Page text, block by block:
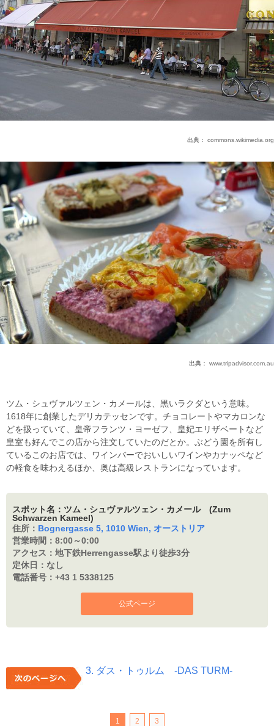
出典： commons.wikimedia.org
出典： www.tripadvisor.com.au
ツム・シュヴァルツェン・カメールは、黒いラクダという意味。
1618年に創業したデリカテッセンです。チョコレートやマカロンな
どを扱っていて、皇帝フランツ・ヨーゼフ、皇妃エリザベートなど
皇室も好んでこの店から注文していたのだとか。ぶどう園を所有し
ているこのお店では、ワインバーでおいしいワインやカナッペなど
の軽食を味わえるほか、奥は高級レストランになっています。
スポット名：ツム・シュヴァルツェン・カメール (Zum
Schwarzen Kameel)
住所： Bognergasse 5, 1010 Wien, オーストリア
営業時間： 8:00～0:00
アクセス： 地下鉄Herrengasse駅より徒歩3分
定休日： なし
電話番号： +43 1 5338125
公式ページ
3. ダス・トゥルム -DAS TURM-
1 2 3